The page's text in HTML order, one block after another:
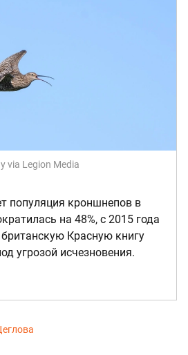
via Legion Media
популяция кроншнепов в
на 48%, с 2015 года
британскую Красную книгу
угрозой исчезновения.